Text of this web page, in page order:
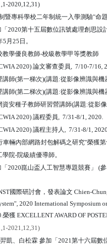
2020,12,31)
暨專科學校二年制統一入學測驗"命
2020第十五屆數位訊號處理創思
月25日。
學優良教師-校級教學甲等獎教師
2020) 論文審查委員, 7/10-7/16,
師(第一梯次)(講題:從影像辨識與
師(第二梯次)(講題:從影像辨識與
安種子教師研習營講師(講題:從影
2020) 議程委員, 7/31-8/1, 2020.
2020) 議程主持人, 7/31-8/1,
輛內部網路封包解碼之研究"榮獲
院-院級績優導師。
2020崑山盃人工智慧專題競賽」 (
國際研討會，發表論文 Chien-
2020 International Symposium
榮獲 EXCELLENT AWARD OF
2021,12,31)
凱、白松霖 參加「2021第十六屆數